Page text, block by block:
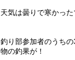
天気は曇りで寒かっ
釣り部参加者のうち
物の釣果が！